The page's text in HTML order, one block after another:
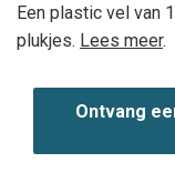
Een plastic vel van
plukjes. Lees meer.
Ontvang